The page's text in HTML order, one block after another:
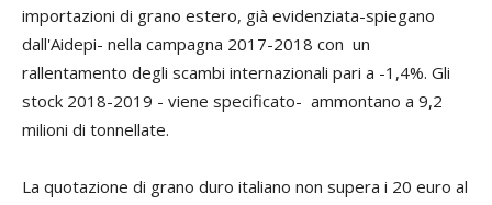
importazioni di grano estero, già evidenziata-spiegano
dall'Aidepi- nella campagna 2017-2018 con un
rallentamento degli scambi internazionali pari a -1,4%. Gli
stock 2018-2019 - viene specificato- ammontano a 9,2
milioni di tonnellate.
La quotazione di grano duro italiano non supera i 20 euro al